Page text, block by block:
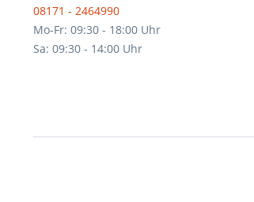
08171 - 2464990
Mo-Fr: 09:30 - 18:00 Uhr
Sa: 09:30 - 14:00 Uhr